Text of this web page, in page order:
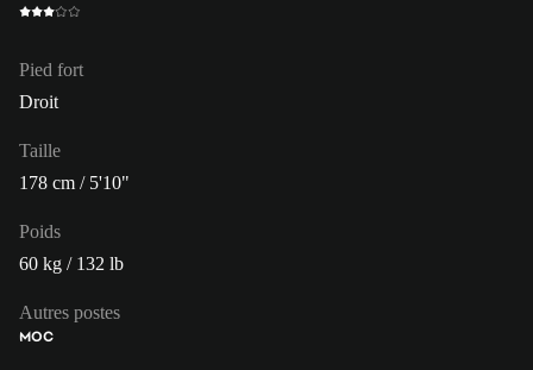
Pied fort
Droit
Taille
178 cm / 5'10"
Poids
60 kg / 132 lb
Autres postes
MOC